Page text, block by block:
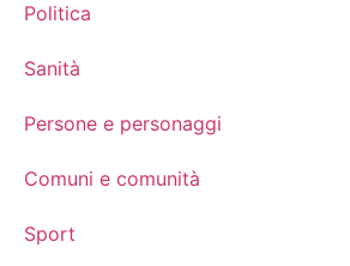
Politica
Sanità
Persone e personaggi
Comuni e comunità
Sport